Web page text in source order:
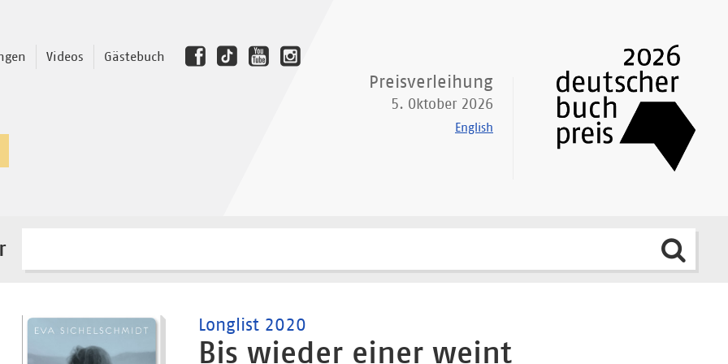
Preisverleihung
5. Oktober 2026
English
Videos Gästebuch
Longlist 2020
Bis wieder einer weint